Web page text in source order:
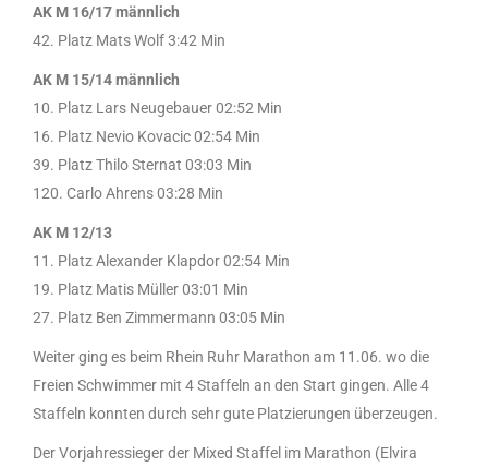
AK M 16/17 männlich
42. Platz Mats Wolf 3:42 Min
AK M 15/14 männlich
10. Platz Lars Neugebauer 02:52 Min
16. Platz Nevio Kovacic 02:54 Min
39. Platz Thilo Sternat 03:03 Min
120. Carlo Ahrens 03:28 Min
AK M 12/13
11. Platz Alexander Klapdor 02:54 Min
19. Platz Matis Müller 03:01 Min
27. Platz Ben Zimmermann 03:05 Min
Weiter ging es beim Rhein Ruhr Marathon am 11.06. wo die
Freien Schwimmer mit 4 Staffeln an den Start gingen. Alle 4
Staffeln konnten durch sehr gute Platzierungen überzeugen.
Der Vorjahressieger der Mixed Staffel im Marathon (Elvira